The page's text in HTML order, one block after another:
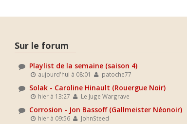
Sur le forum
Playlist de la semaine (saison 4)
aujourd'hui à 08:01 patoche77
Solak - Caroline Hinault (Rouergue Noir)
hier à 13:27 Le Juge Wargrave
Corrosion - Jon Bassoff (Gallmeister Néonoir)
hier à 09:56 JohnSteed